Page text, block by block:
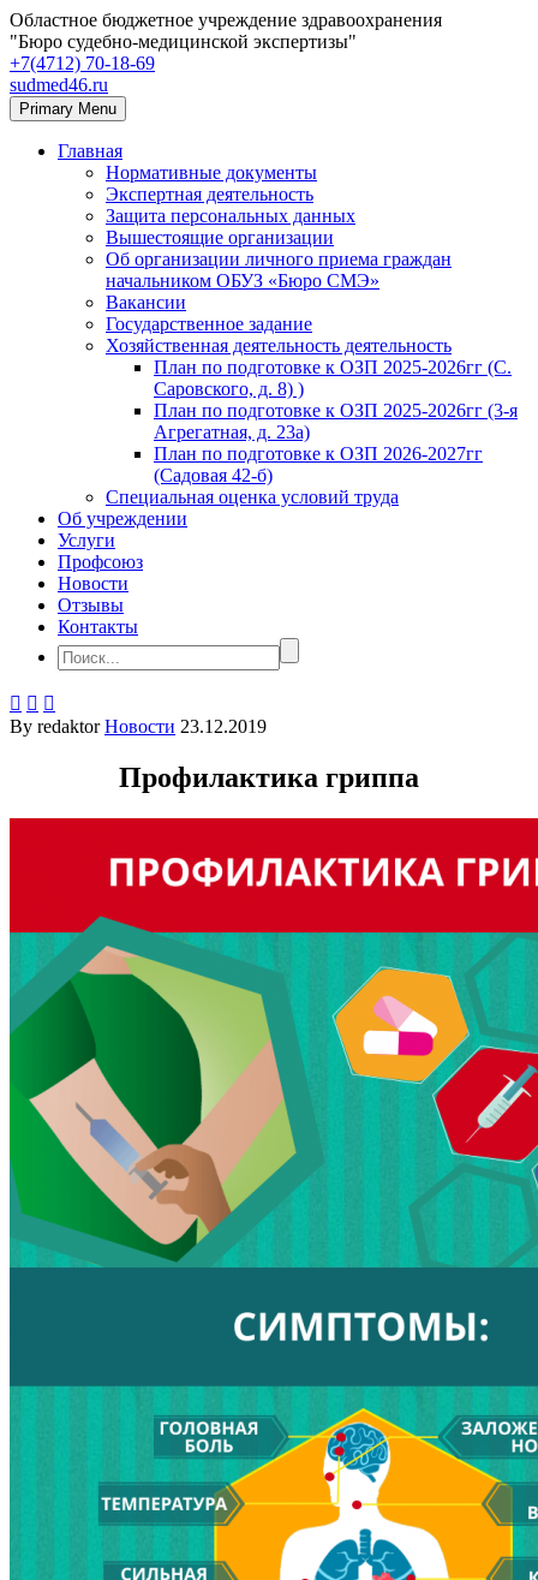
Областное бюджетное учреждение здравоохранения
"Бюро судебно-медицинской экспертизы"
+7(4712) 70‑18‑69
sudmed46.ru
Primary Menu
Главная
Нормативные документы
Экспертная деятельность
Защита персональных данных
Вышестоящие организации
Об организации личного приема граждан
начальником ОБУЗ «Бюро СМЭ»
Вакансии
Государственное задание
Хозяйственная деятельность деятельность
План по подготовке к ОЗП 2025-2026гг (С.
Саровского, д. 8) )
План по подготовке к ОЗП 2025-2026гг (3-я
Агрегатная, д. 23а)
План по подготовке к ОЗП 2026-2027гг
(Садовая 42-б)
Специальная оценка условий труда
Об учреждении
Услуги
Профсоюз
Новости
Отзывы
Контакты
  
By redaktor Новости 23.12.2019
Профилактика гриппа